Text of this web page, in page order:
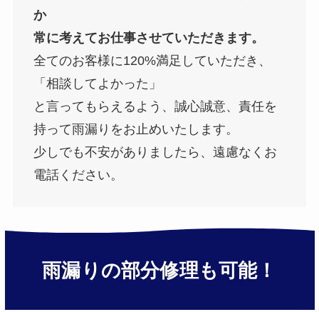
か
常に考えてお仕事させていただきます。
全てのお客様に120%満足していただき、
「相談してよかった」
と言ってもらえるよう、誠心誠意、責任を
持って雨漏りをお止めいたします。
少しでも不安がありましたら、遠慮なくお
電話ください。
雨漏りの部分修理も可能！